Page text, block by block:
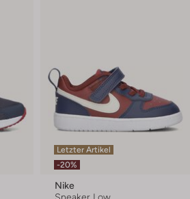
Letzter Artikel
-20%
Nike
Sneaker Low